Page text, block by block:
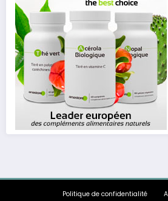
Politique de confidentialité